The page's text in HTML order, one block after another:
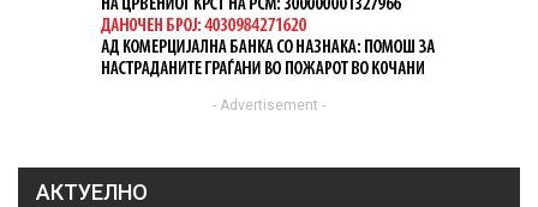
- Advertisement -
АКТУЕЛНО